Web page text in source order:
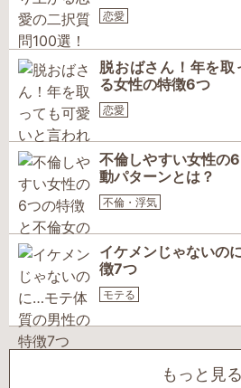
恋愛
脱おばさん！年を
る女性の特徴6つ
恋愛
不倫しやすい女性の
動パターンとは？
不倫・浮気
イケメンじゃないの
徴7つ
モテる
もっと見る